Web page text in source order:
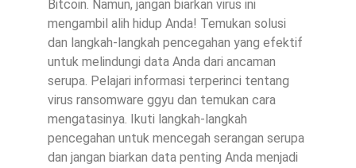
Bitcoin. Namun, jangan biarkan virus ini
mengambil alih hidup Anda! Temukan solusi
dan langkah-langkah pencegahan yang efektif
untuk melindungi data Anda dari ancaman
serupa. Pelajari informasi terperinci tentang
virus ransomware ggyu dan temukan cara
mengatasinya. Ikuti langkah-langkah
pencegahan untuk mencegah serangan serupa
dan jangan biarkan data penting Anda menjadi